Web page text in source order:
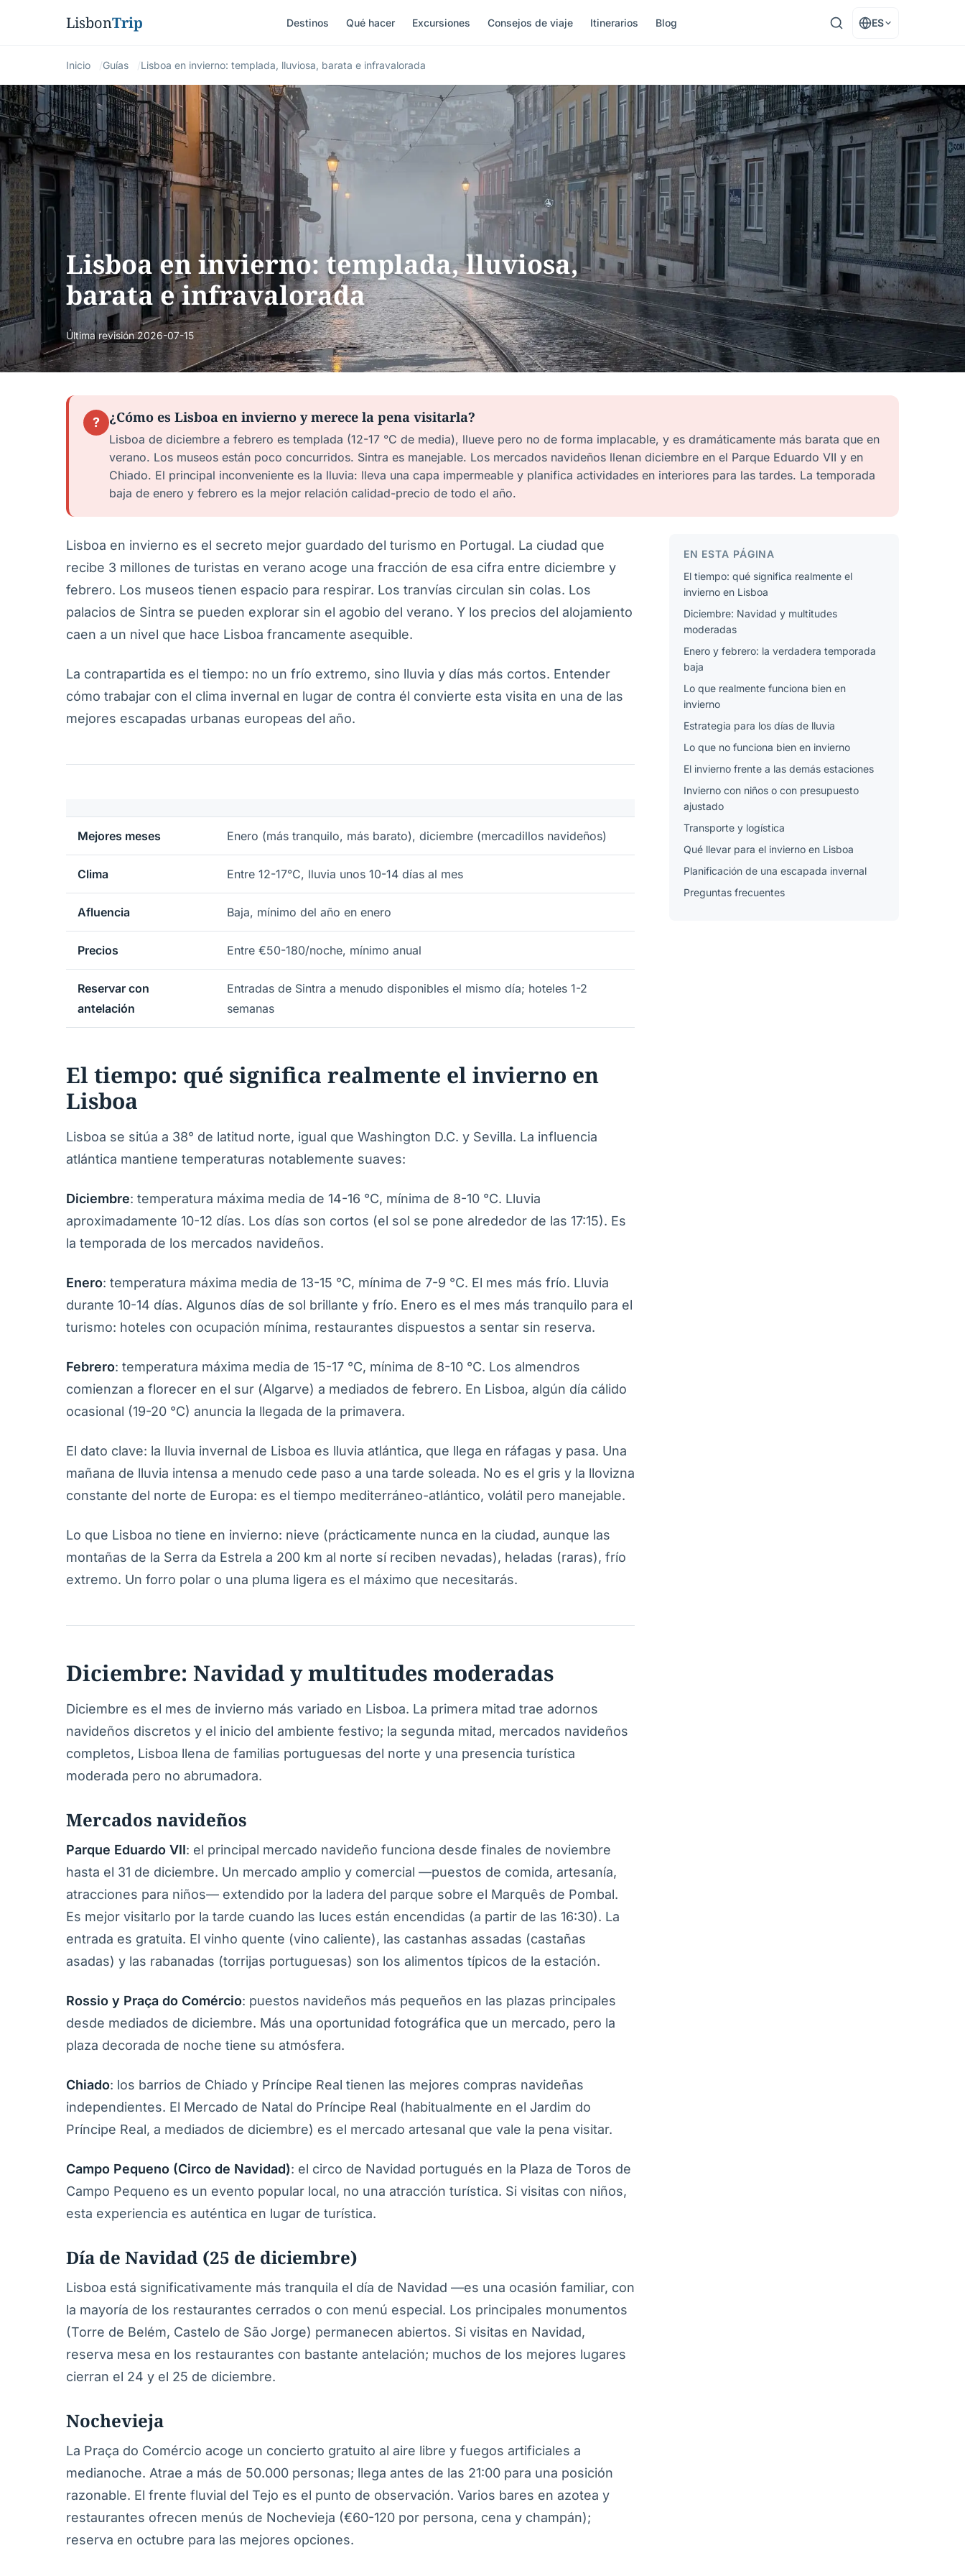
LisbonTrip Destinos Qué hacer Excursiones Consejos de viaje Itinerarios Blog ES
Inicio Guías Lisboa en invierno: templada, lluviosa, barata e infravalorada
Lisboa en invierno: templada, lluviosa,
barata e infravalorada
Última revisión2026-07-15
? ¿Cómo es Lisboa en invierno y merece la pena visitarla?
Lisboa de diciembre a febrero es templada (12-17 °C de media), llueve pero no de forma implacable, y es dramáticamente más barata que en
verano. Los museos están poco concurridos. Sintra es manejable. Los mercados navideños llenan diciembre en el Parque Eduardo VII y en
Chiado. El principal inconveniente es la lluvia: lleva una capa impermeable y planifica actividades en interiores para las tardes. La temporada
baja de enero y febrero es la mejor relación calidad-precio de todo el año.
Lisboa en invierno es el secreto mejor guardado del turismo en Portugal. La ciudad que
recibe 3 millones de turistas en verano acoge una fracción de esa cifra entre diciembre y
febrero. Los museos tienen espacio para respirar. Los tranvías circulan sin colas. Los
palacios de Sintra se pueden explorar sin el agobio del verano. Y los precios del alojamiento
caen a un nivel que hace Lisboa francamente asequible.
La contrapartida es el tiempo: no un frío extremo, sino lluvia y días más cortos. Entender
cómo trabajar con el clima invernal en lugar de contra él convierte esta visita en una de las
mejores escapadas urbanas europeas del año.
Mejores meses Enero (más tranquilo, más barato), diciembre (mercadillos navideños)
Clima Entre 12-17°C, lluvia unos 10-14 días al mes
Afluencia Baja, mínimo del año en enero
Precios Entre €50-180/noche, mínimo anual
Reservar con
antelación
Entradas de Sintra a menudo disponibles el mismo día; hoteles 1-2
semanas
El tiempo: qué significa realmente el invierno en
Lisboa
Lisboa se sitúa a 38° de latitud norte, igual que Washington D.C. y Sevilla. La influencia
atlántica mantiene temperaturas notablemente suaves:
Diciembre: temperatura máxima media de 14-16 °C, mínima de 8-10 °C. Lluvia
aproximadamente 10-12 días. Los días son cortos (el sol se pone alrededor de las 17:15). Es
la temporada de los mercados navideños.
Enero: temperatura máxima media de 13-15 °C, mínima de 7-9 °C. El mes más frío. Lluvia
durante 10-14 días. Algunos días de sol brillante y frío. Enero es el mes más tranquilo para el
turismo: hoteles con ocupación mínima, restaurantes dispuestos a sentar sin reserva.
Febrero: temperatura máxima media de 15-17 °C, mínima de 8-10 °C. Los almendros
comienzan a florecer en el sur (Algarve) a mediados de febrero. En Lisboa, algún día cálido
ocasional (19-20 °C) anuncia la llegada de la primavera.
El dato clave: la lluvia invernal de Lisboa es lluvia atlántica, que llega en ráfagas y pasa. Una
mañana de lluvia intensa a menudo cede paso a una tarde soleada. No es el gris y la llovizna
constante del norte de Europa: es el tiempo mediterráneo-atlántico, volátil pero manejable.
Lo que Lisboa no tiene en invierno: nieve (prácticamente nunca en la ciudad, aunque las
montañas de la Serra da Estrela a 200 km al norte sí reciben nevadas), heladas (raras), frío
extremo. Un forro polar o una pluma ligera es el máximo que necesitarás.
Diciembre: Navidad y multitudes moderadas
Diciembre es el mes de invierno más variado en Lisboa. La primera mitad trae adornos
navideños discretos y el inicio del ambiente festivo; la segunda mitad, mercados navideños
completos, Lisboa llena de familias portuguesas del norte y una presencia turística
moderada pero no abrumadora.
Mercados navideños
Parque Eduardo VII: el principal mercado navideño funciona desde finales de noviembre
hasta el 31 de diciembre. Un mercado amplio y comercial —puestos de comida, artesanía,
atracciones para niños— extendido por la ladera del parque sobre el Marquês de Pombal.
Es mejor visitarlo por la tarde cuando las luces están encendidas (a partir de las 16:30). La
entrada es gratuita. El vinho quente (vino caliente), las castanhas assadas (castañas
asadas) y las rabanadas (torrijas portuguesas) son los alimentos típicos de la estación.
Rossio y Praça do Comércio: puestos navideños más pequeños en las plazas principales
desde mediados de diciembre. Más una oportunidad fotográfica que un mercado, pero la
plaza decorada de noche tiene su atmósfera.
Chiado: los barrios de Chiado y Príncipe Real tienen las mejores compras navideñas
independientes. El Mercado de Natal do Príncipe Real (habitualmente en el Jardim do
Príncipe Real, a mediados de diciembre) es el mercado artesanal que vale la pena visitar.
Campo Pequeno (Circo de Navidad): el circo de Navidad portugués en la Plaza de Toros de
Campo Pequeno es un evento popular local, no una atracción turística. Si visitas con niños,
esta experiencia es auténtica en lugar de turística.
Día de Navidad (25 de diciembre)
Lisboa está significativamente más tranquila el día de Navidad —es una ocasión familiar, con
la mayoría de los restaurantes cerrados o con menú especial. Los principales monumentos
(Torre de Belém, Castelo de São Jorge) permanecen abiertos. Si visitas en Navidad,
reserva mesa en los restaurantes con bastante antelación; muchos de los mejores lugares
cierran el 24 y el 25 de diciembre.
Nochevieja
La Praça do Comércio acoge un concierto gratuito al aire libre y fuegos artificiales a
medianoche. Atrae a más de 50.000 personas; llega antes de las 21:00 para una posición
razonable. El frente fluvial del Tejo es el punto de observación. Varios bares en azotea y
restaurantes ofrecen menús de Nochevieja (€60-120 por persona, cena y champán);
reserva en octubre para las mejores opciones.
EN ESTA PÁGINA
El tiempo: qué significa realmente el
invierno en Lisboa
Diciembre: Navidad y multitudes
moderadas
Enero y febrero: la verdadera temporada
baja
Lo que realmente funciona bien en
invierno
Estrategia para los días de lluvia
Lo que no funciona bien en invierno
El invierno frente a las demás estaciones
Invierno con niños o con presupuesto
ajustado
Transporte y logística
Qué llevar para el invierno en Lisboa
Planificación de una escapada invernal
Preguntas frecuentes